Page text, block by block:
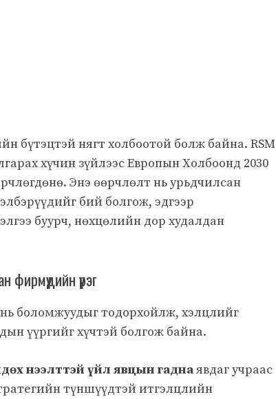
бүтэцтэй нягт холбоотой болж байна. RSM
хүчин зүйлээс Европын Холбоонд 2030
Энэ өөрчлөлт нь урьдчилсан
бий болгож, эдгээр
буурч, нөхцөлийн дор худалдан
үүрэг
нь боломжуудыг тодорхойлж, хэлцлийг
үүргийг хүчтэй болгож байна.
нээлттэй үйл явцын гаднаявдаг учраас
түншүүдтэй итгэлцлийн